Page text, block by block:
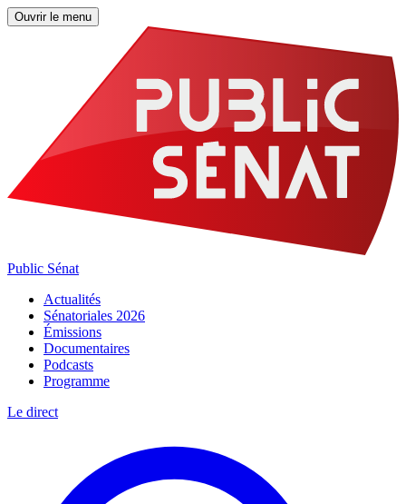
Ouvrir le menu
Public Sénat
Actualités
Sénatoriales 2026
Émissions
Documentaires
Podcasts
Programme
Le direct